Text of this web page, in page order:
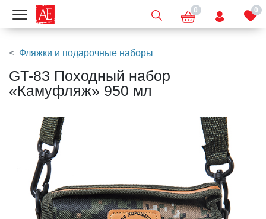
Показать меню 0 0
Фляжки и подарочные наборы
GT-83 Походный набор
«Камуфляж» 950 мл